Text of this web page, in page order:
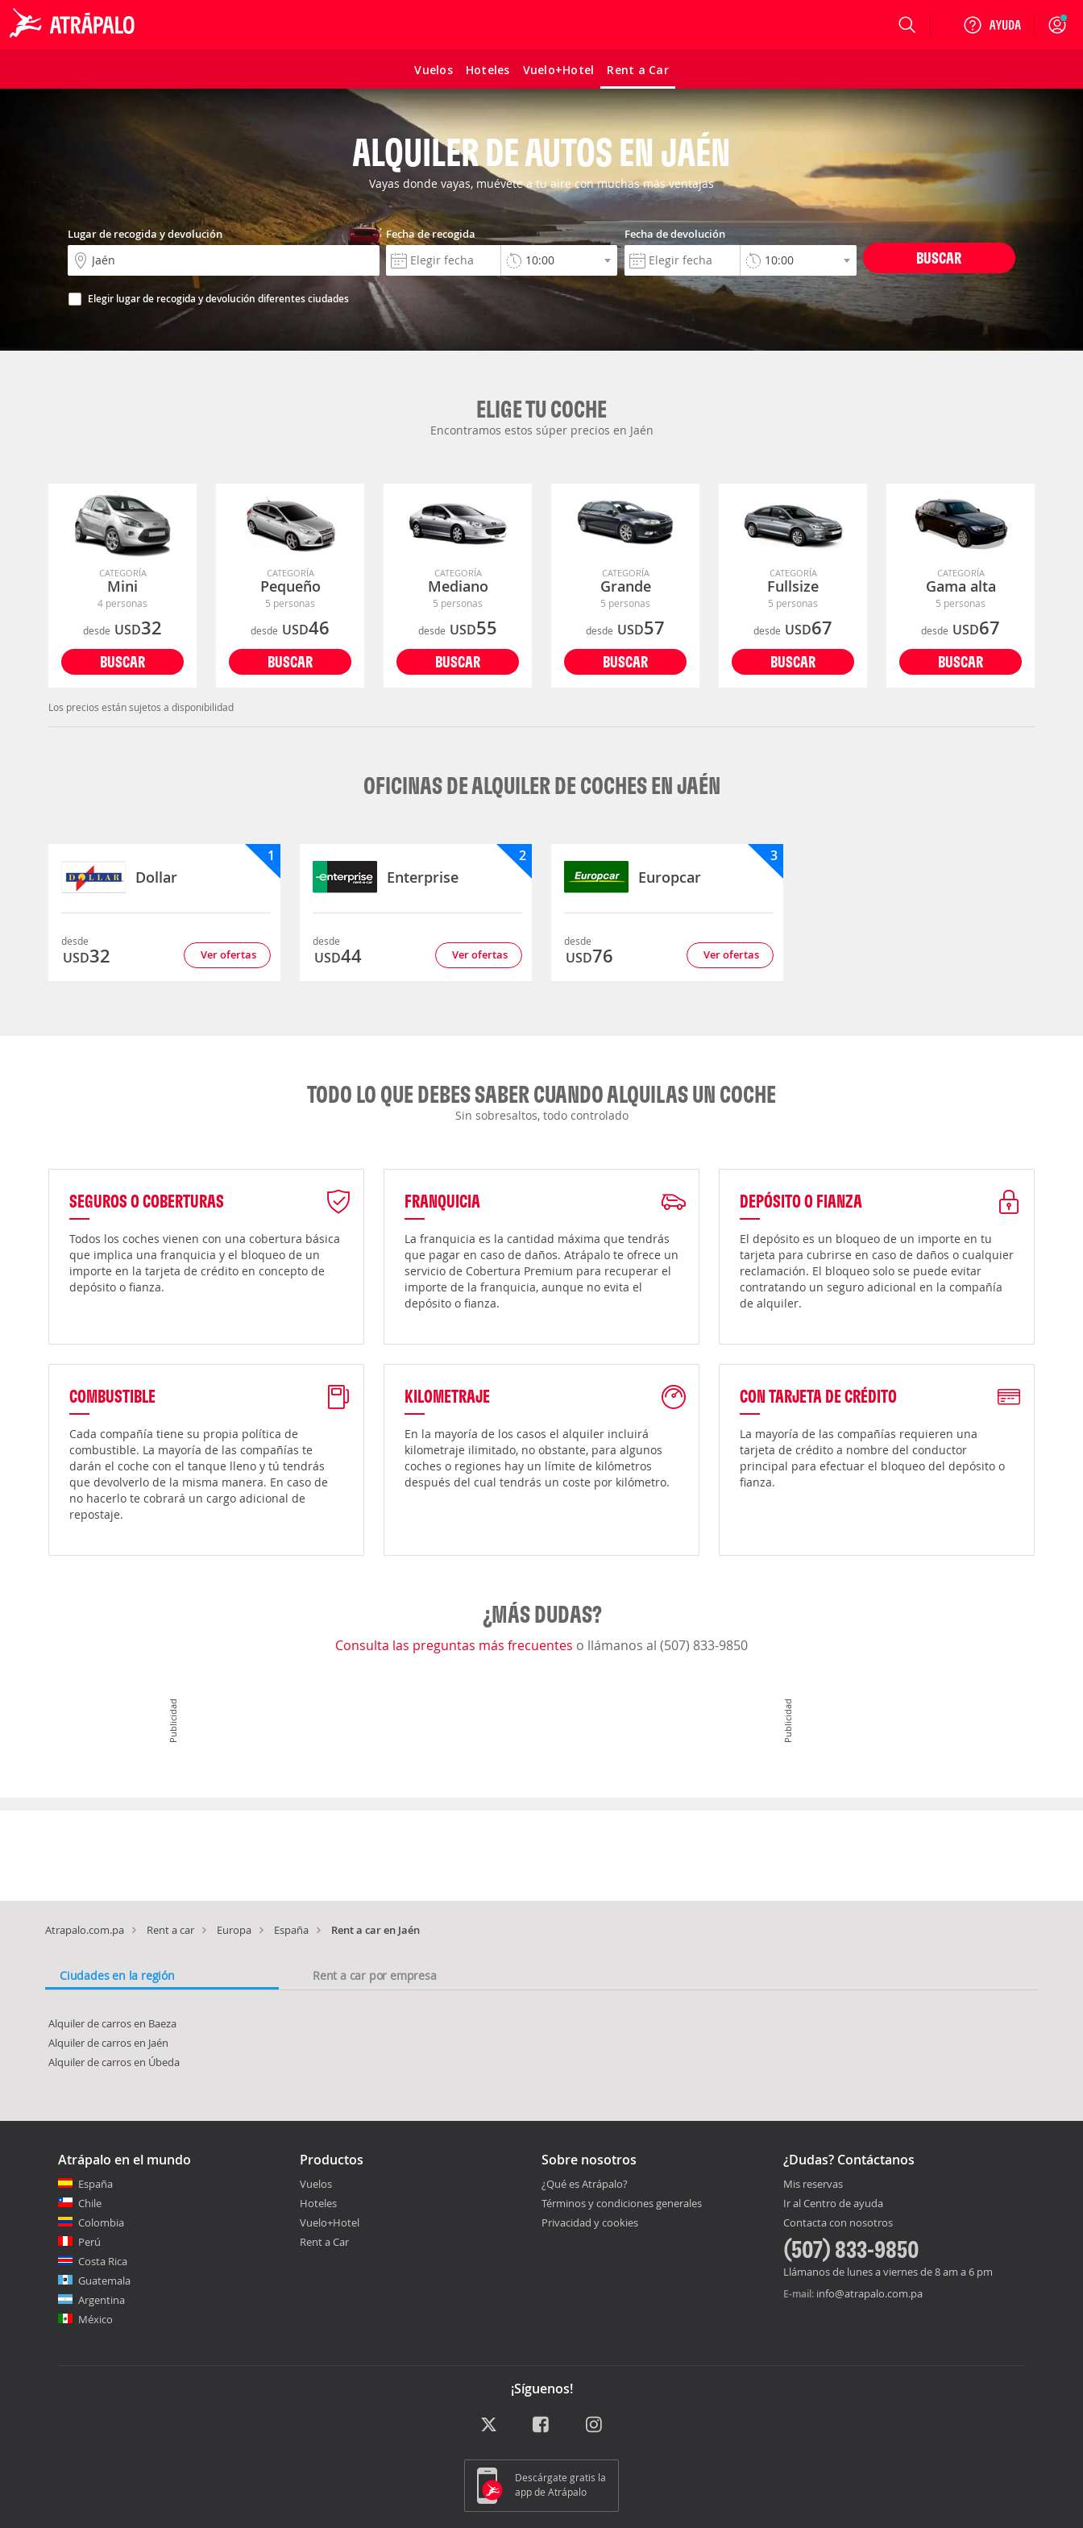
Vuelos Hoteles Vuelo+Hotel Rent a Car
Login
ALQUILER DE AUTOS EN JAÉN
Vayas donde vayas, muévete a tu aire con muchas más ventajas
Lugar de recogida y devolución
Elegir lugar de recogida y devolución diferentes ciudades
Fecha de recogida Fecha de devolución
BUSCAR
ELIGE TU COCHE
Encontramos estos súper precios en Jaén
CATEGORÍA
Mini
4 personas
desde USD32
BUSCAR
CATEGORÍA
Pequeño
5 personas
desde USD46
BUSCAR
CATEGORÍA
Mediano
5 personas
desde USD55
BUSCAR
CATEGORÍA
Grande
5 personas
desde USD57
BUSCAR
CATEGORÍA
Fullsize
5 personas
desde USD67
BUSCAR
CATEGORÍA
Gama alta
5 personas
desde USD67
BUSCAR
Los precios están sujetos a disponibilidad
OFICINAS DE ALQUILER DE COCHES EN JAÉN
Dollar
1
desde
USD32 Ver ofertas
Enterprise
2
desde
USD44 Ver ofertas
Europcar
3
desde
USD76 Ver ofertas
TODO LO QUE DEBES SABER CUANDO ALQUILAS UN COCHE
Sin sobresaltos, todo controlado
SEGUROS O COBERTURAS
Todos los coches vienen con una cobertura básica
que implica una franquicia y el bloqueo de un
importe en la tarjeta de crédito en concepto de
depósito o fianza.
FRANQUICIA
La franquicia es la cantidad máxima que tendrás
que pagar en caso de daños. Atrápalo te ofrece un
servicio de Cobertura Premium para recuperar el
importe de la franquicia, aunque no evita el
depósito o fianza.
DEPÓSITO O FIANZA
El depósito es un bloqueo de un importe en tu
tarjeta para cubrirse en caso de daños o cualquier
reclamación. El bloqueo solo se puede evitar
contratando un seguro adicional en la compañía
de alquiler.
COMBUSTIBLE
Cada compañía tiene su propia política de
combustible. La mayoría de las compañías te
darán el coche con el tanque lleno y tú tendrás
que devolverlo de la misma manera. En caso de
no hacerlo te cobrará un cargo adicional de
repostaje.
KILOMETRAJE
En la mayoría de los casos el alquiler incluirá
kilometraje ilimitado, no obstante, para algunos
coches o regiones hay un límite de kilómetros
después del cual tendrás un coste por kilómetro.
CON TARJETA DE CRÉDITO
La mayoría de las compañías requieren una
tarjeta de crédito a nombre del conductor
principal para efectuar el bloqueo del depósito o
fianza.
¿MÁS DUDAS?
Consulta las preguntas más frecuentes o llámanos al (507) 833-9850
Publicidad Publicidad
Atrapalo.com.pa Rent a car Europa España Rent a car en Jaén
Ciudades en la región Rent a car por empresa
Alquiler de carros en Baeza
Alquiler de carros en Jaén
Alquiler de carros en Úbeda
Atrápalo en el mundo
España
Chile
Colombia
Perú
Costa Rica
Guatemala
Argentina
México
Productos
Vuelos
Hoteles
Vuelo+Hotel
Rent a Car
Sobre nosotros
¿Qué es Atrápalo?
Términos y condiciones generales
Privacidad y cookies
¿Dudas? Contáctanos
Mis reservas
Ir al Centro de ayuda
Contacta con nosotros
(507) 833-9850
Llámanos de lunes a viernes de 8 am a 6 pm
E-mail: info@atrapalo.com.pa
¡Síguenos!
Descárgate gratis la
app de Atrápalo